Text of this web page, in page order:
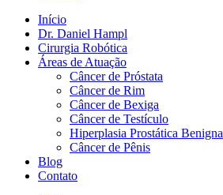
Início
Dr. Daniel Hampl
Cirurgia Robótica
Áreas de Atuação
Câncer de Próstata
Câncer de Rim
Câncer de Bexiga
Câncer de Testículo
Hiperplasia Prostática Benigna
Câncer de Pênis
Blog
Contato